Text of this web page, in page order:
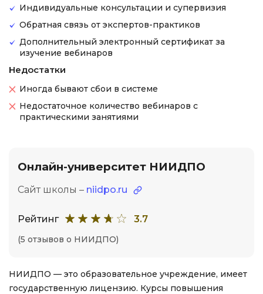
Индивидуальные консультации и супервизия
Обратная связь от экспертов-практиков
Дополнительный электронный сертификат за
изучение вебинаров
Недостатки
Иногда бывают сбои в системе
Недостаточное количество вебинаров с
практическими занятиями
Онлайн-университет НИИДПО
Сайт школы – niidpo.ru
Рейтинг 3.7
(5 отзывов о НИИДПО)
НИИДПО — это образовательное учреждение, имеет
государственную лицензию. Курсы повышения